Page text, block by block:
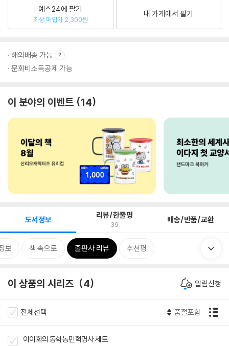
예스24에 팔기
최상 매입가 2,300원
내 가게에서 팔기
해외배송 가능
문화비소득공제 가능
이 분야의 이벤트 14
도서정보 리뷰/한줄평
39 배송/반품/교환
보 책 속으로 출판사 리뷰 추천평
이 상품의 시리즈 4 알림신청
전체선택 품절포함
이이화의 동학농민혁명사 세트